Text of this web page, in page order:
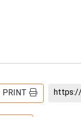
PRINT